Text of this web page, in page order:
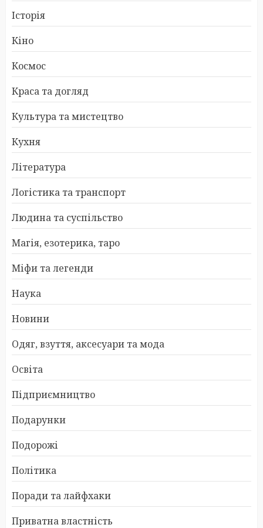
Історія
Кіно
Космос
Краса та догляд
Культура та мистецтво
Кухня
Література
Логістика та транспорт
Людина та суспільство
Магія, езотерика, таро
Міфи та легенди
Наука
Новини
Одяг, взуття, аксесуари та мода
Освіта
Підприємництво
Подарунки
Подорожі
Політика
Поради та лайфхаки
Приватна властність